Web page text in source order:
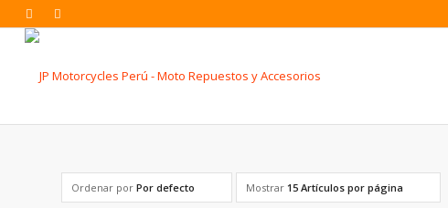
Ordenar por Por defecto Mostrar 15 Artículos por página